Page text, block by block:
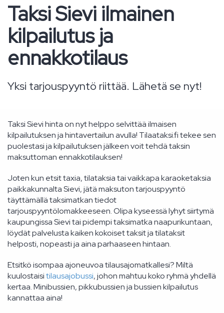
Taksi Sievi ilmainen
kilpailutus ja
ennakkotilaus
Yksi tarjouspyyntö riittää. Lähetä se nyt!
Taksi Sievi hinta on nyt helppo selvittää ilmaisen
kilpailutuksen ja hintavertailun avulla! Tilaataksi.fi tekee sen
puolestasi ja kilpailutuksen jälkeen voit tehdä taksin
maksuttoman ennakkotilauksen!
Joten kun etsit taxia, tilataksia tai vaikkapa karaoketaksia
paikkakunnalta Sievi, jätä maksuton tarjouspyyntö
täyttämällä taksimatkan tiedot
tarjouspyyntölomakkeeseen. Olipa kyseessä lyhyt siirtymä
kaupungissa Sievi tai pidempi taksimatka naapurikuntaan,
löydät palvelusta kaiken kokoiset taksit ja tilataksit
helposti, nopeasti ja aina parhaaseen hintaan.
Etsitkö isompaa ajoneuvoa tilausajomatkallesi? Miltä
kuulostaisitilausajobussi, johon mahtuu koko ryhmä yhdellä
kertaa. Minibussien, pikkubussien ja bussien kilpailutus
kannattaa aina!